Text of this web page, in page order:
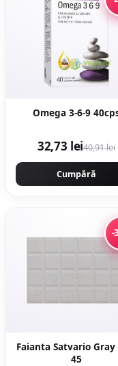
Omega 3-6-9
32,73 lei40,91 lei
Cumpără
-
Faianta Satvario Gray 30 x
45